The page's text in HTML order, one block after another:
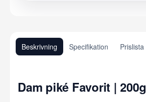
Beskrivning Specifikation Prislista
Dam piké Favorit | 200g